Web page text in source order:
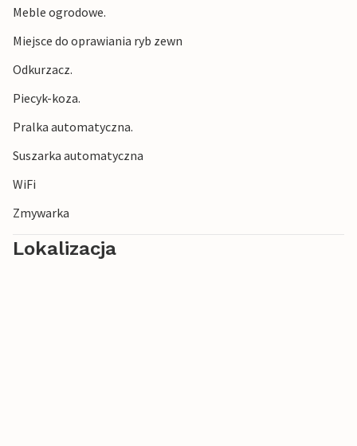
Spędź wakacje w tym domu wakacyjnym, aby stworzyć
wspaniałe doświadczenia wakacyjne nad morzem, na
Kamizelki ratunkowe można wypożyczyć za opłatą.
Meble ogrodowe.
Miejsce do oprawiania ryb zewn
Odkurzacz.
Piecyk-koza.
Pralka automatyczna.
Suszarka automatyczna
WiFi
Zmywarka
Lokalizacja